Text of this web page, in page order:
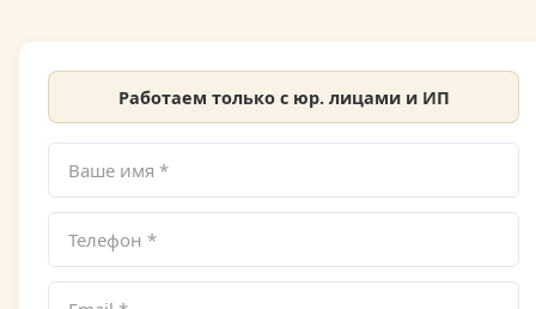
Работаем только с юр. лицами и ИП